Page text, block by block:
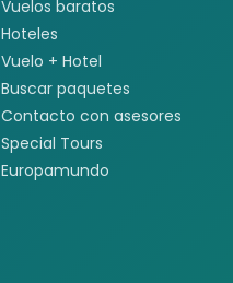
Vuelos baratos
Hoteles
Vuelo + Hotel
Buscar paquetes
Contacto con asesores
Special Tours
Europamundo